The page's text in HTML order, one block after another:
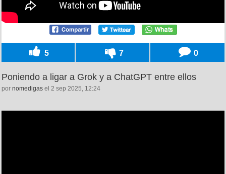
5 7 0
Poniendo a ligar a Grok y a ChatGPT entre ellos
por nomedigas el 2 sep 2025, 12:24